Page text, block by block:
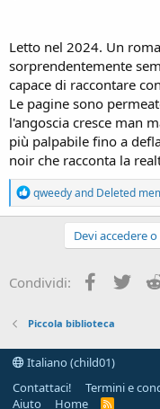
Letto nel 2024. Un
sorprendentemente
capace di raccontare
Le pagine sono
l'angoscia cresce man
più palpabile fino a
noir che racconta la
R
e
a
o
n
:
qweedyand Deleted
Devi accedere
Condividi: Facebook
Piccola biblioteca
Italiano (child01)
Contattaci!
Termini e
Aiuto
Home R